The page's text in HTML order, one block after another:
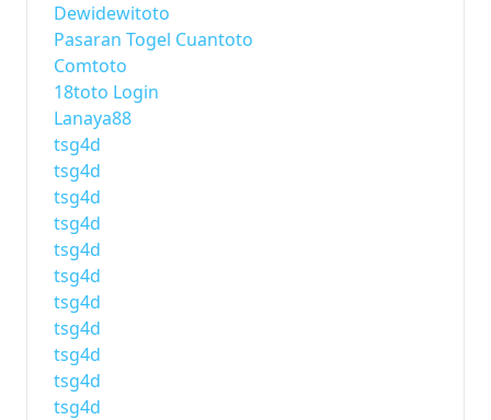
Dewidewitoto
Pasaran Togel Cuantoto
Comtoto
18toto Login
Lanaya88
tsg4d
tsg4d
tsg4d
tsg4d
tsg4d
tsg4d
tsg4d
tsg4d
tsg4d
tsg4d
tsg4d